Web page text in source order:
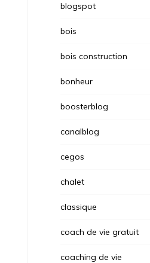
blogspot
bois
bois construction
bonheur
boosterblog
canalblog
cegos
chalet
classique
coach de vie gratuit
coaching de vie